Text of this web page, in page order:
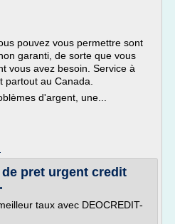
pouvez vous permettre sont
garanti, de sorte que vous
vous avez besoin. Service à
partout au Canada.
d'argent, une...
de pret urgent credit
taux avec DEOCREDIT-